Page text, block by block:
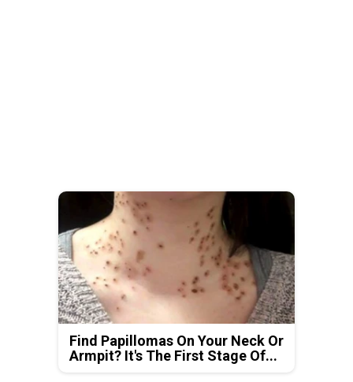
Find Papillomas On Your Neck Or
Armpit? It's The First Stage Of...